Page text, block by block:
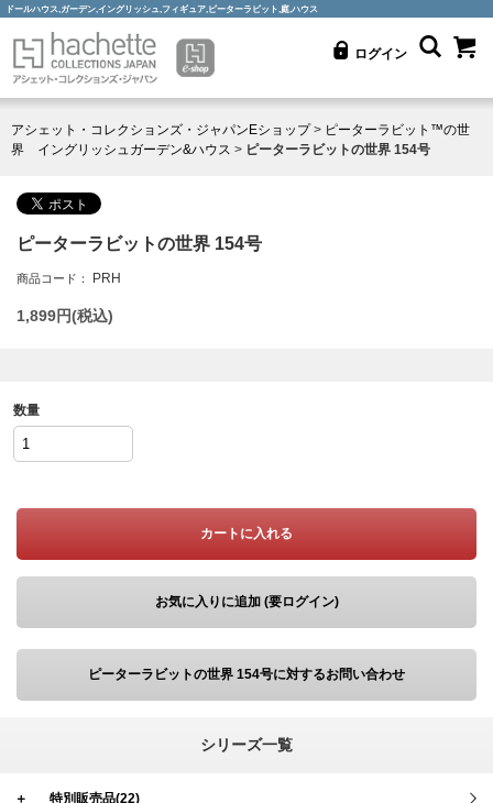
ドールハウス,ガーデン,イングリッシュ,フィギュア,ピーターラビット,庭,ハウス
ログイン
アシェット・コレクションズ・ジャパンEショップ> ピーターラビット™の世
界 イングリッシュガーデン&ハウス > ピーターラビットの世界 154号
ピーターラビットの世界 154号
商品コード： PRH
1,899円(税込)
数量
カートに入れる
お気に入りに追加 (要ログイン)
ピーターラビットの世界 154号に対するお問い合わせ
シリーズ一覧
＋ 特別販売品(22)